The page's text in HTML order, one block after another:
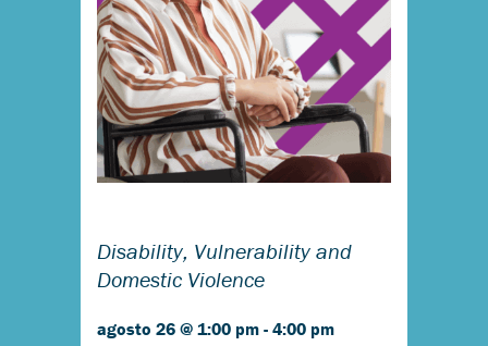
Disability, Vulnerability and
Domestic Violence
agosto 26 @ 1:00 pm - 4:00 pm